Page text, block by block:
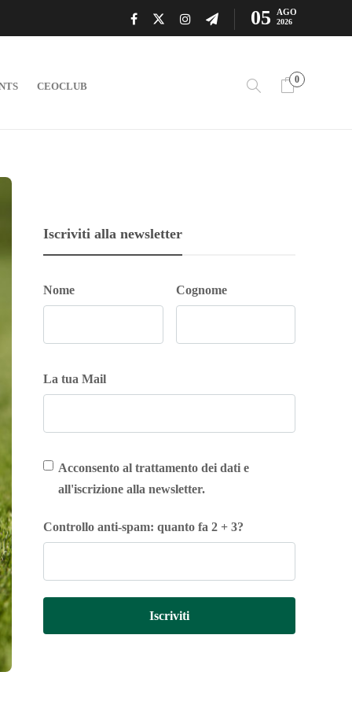
05 AGO
2026
CEOCLUB
0
Iscriviti alla newsletter
Nome Cognome
La tua Mail
Acconsento al trattamento dei dati e
all'iscrizione alla newsletter.
Controllo anti-spam: quanto fa 2 + 3?
Iscriviti